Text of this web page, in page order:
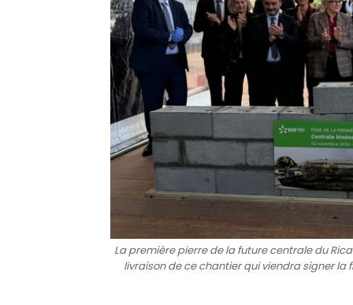
La première pierre de la future centrale du
livraison de ce chantier qui viendra signer la